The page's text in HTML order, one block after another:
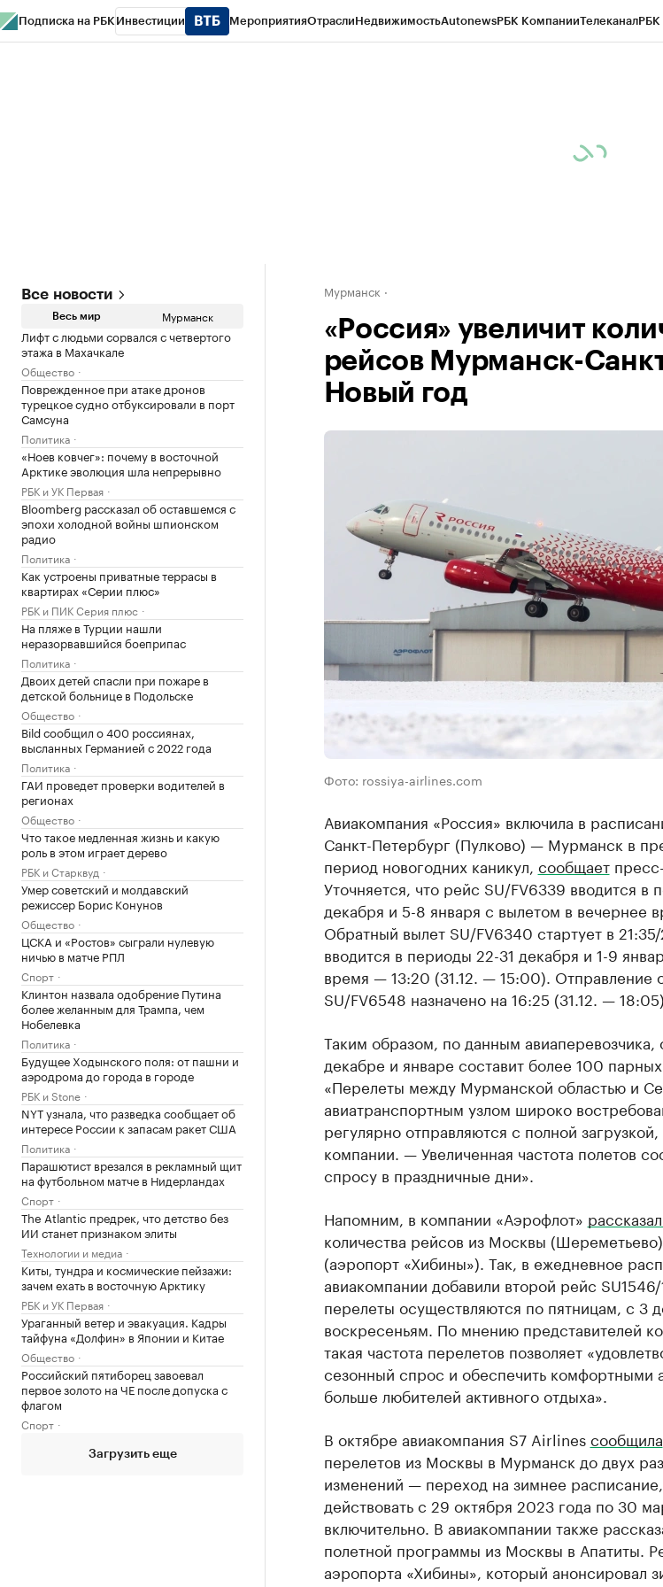
Подписка на РБК Инвестиции МероприятияОтраслиНедвижимостьAutonewsРБК КомпанииТелеканалРБК
Все новости
Весь мир Мурманск
Лифт с людьми сорвался с четвертого
этажа в Махачкале
Общество
Поврежденное при атаке дронов
турецкое судно отбуксировали в порт
Самсуна
Политика
«Ноев ковчег»: почему в восточной
Арктике эволюция шла непрерывно
РБК и УК Первая
Bloomberg рассказал об оставшемся с
эпохи холодной войны шпионском
радио
Политика
Как устроены приватные террасы в
квартирах «Серии плюс»
РБК и ПИК Серия плюс
На пляже в Турции нашли
неразорвавшийся боеприпас
Политика
Двоих детей спасли при пожаре в
детской больнице в Подольске
Общество
Bild сообщил о 400 россиянах,
высланных Германией с 2022 года
Политика
ГАИ проведет проверки водителей в
регионах
Общество
Что такое медленная жизнь и какую
роль в этом играет дерево
РБК и Старквуд
Умер советский и молдавский
режиссер Борис Конунов
Общество
ЦСКА и «Ростов» сыграли нулевую
ничью в матче РПЛ
Спорт
Клинтон назвала одобрение Путина
более желанным для Трампа, чем
Нобелевка
Политика
Будущее Ходынского поля: от пашни и
аэродрома до города в городе
РБК и Stone
NYT узнала, что разведка сообщает об
интересе России к запасам ракет США
Политика
Парашютист врезался в рекламный щит
на футбольном матче в Нидерландах
Спорт
The Atlantic предрек, что детство без
ИИ станет признаком элиты
Технологии и медиа
Киты, тундра и космические пейзажи:
зачем ехать в восточную Арктику
РБК и УК Первая
Ураганный ветер и эвакуация. Кадры
тайфуна «Долфин» в Японии и Китае
Общество
Российский пятиборец завоевал
первое золото на ЧЕ после допуска с
флагом
Спорт
Загрузить еще
Мурманск
«Россия» увеличит
рейсов Мурманск-
Новый год
Фото: rossiya-airlines.com
Авиакомпания «Россия» включила в
Санкт-Петербург (Пулково) — Мурманск в
период новогодних каникул, сообщает
Уточняется, что рейс SU/FV6339 вводится в
декабря и 5-8 января с вылетом в вечернее
Обратный вылет SU/FV6340 стартует в
вводится в периоды 22-31 декабря и 1-9
время — 13:20 (31.12. — 15:00). Отправление
SU/FV6548 назначено на 16:25 (31.12. — 18:05).
Таким образом, по данным авиаперевозчика,
декабре и январе составит более 100
«Перелеты между Мурманской областью и
авиатранспортным узлом широко
регулярно отправляются с полной
компании. — Увеличенная частота полетов
спросу в праздничные дни».
Напомним, в компании «Аэрофлот»
количества рейсов из Москвы
(аэропорт «Хибины»). Так, в ежедневное
авиакомпании добавили второй рейс
перелеты осуществляются по пятницам, с 3
воскресеньям. По мнению представителей
такая частота перелетов позволяет
сезонный спрос и обеспечить комфортными
больше любителей активного отдыха».
В октябре авиакомпания S7 Airlinesсообщила
перелетов из Москвы в Мурманск до двух
изменений — переход на зимнее
действовать с 29 октября 2023 года по 30
включительно. В авиакомпании также
полетной программы из Москвы в Апатиты.
аэропорта «Хибины», который анонсировал